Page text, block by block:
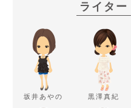
ライター
坂井あやの 黒澤真紀